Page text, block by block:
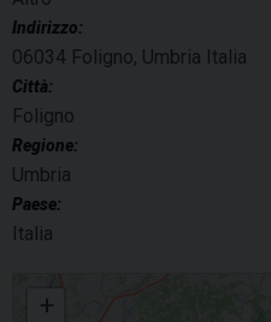
Indirizzo:
06034 Foligno, Umbria Italia
Città:
Foligno
Regione:
Umbria
Paese:
Italia
+